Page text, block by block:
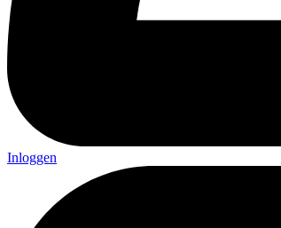
Inloggen